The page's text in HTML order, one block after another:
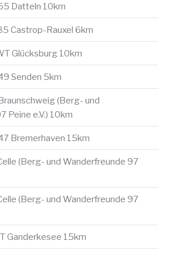
Datteln 10km
Castrop-Rauxel 6km
Glücksburg 10km
Senden 5km
(Berg- und
Peine e.V.) 10km
Bremerhaven 15km
(Berg- und Wanderfreunde 97
(Berg- und Wanderfreunde 97
Ganderkesee 15km